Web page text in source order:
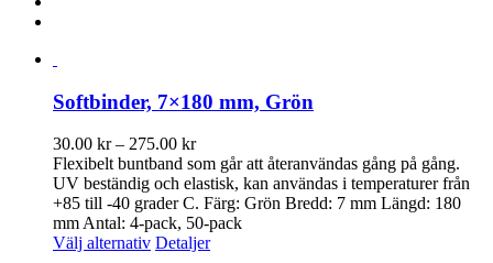
Softbinder, 7×180 mm, Grön
30.00 kr – 275.00 krPrisintervall:
30.00 kr
till
275.00 kr
Flexibelt buntband som går att återanvändas gång på gång.
UV beständig och elastisk, kan användas i temperaturer från
+85 till -40 grader C. Färg: Grön Bredd: 7 mm Längd: 180
mm Antal: 4-pack, 50-pack
Välj alternativ Den
Detaljer